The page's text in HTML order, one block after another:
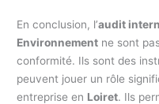
En conclusion, l’audit
Environnement ne sont
conformité. Ils sont des
peuvent jouer un rôle
entreprise en Loiret. Ils